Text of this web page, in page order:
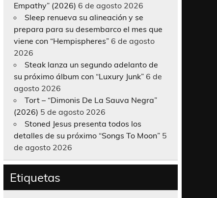
Empathy” (2026) 6 de agosto 2026
Sleep renueva su alineación y se
prepara para su desembarco el mes que
viene con “Hempispheres” 6 de agosto
2026
Steak lanza un segundo adelanto de
su próximo álbum con “Luxury Junk” 6 de
agosto 2026
Tort – “Dimonis De La Sauva Negra”
(2026) 5 de agosto 2026
Stoned Jesus presenta todos los
detalles de su próximo “Songs To Moon” 5
de agosto 2026
Etiquetas